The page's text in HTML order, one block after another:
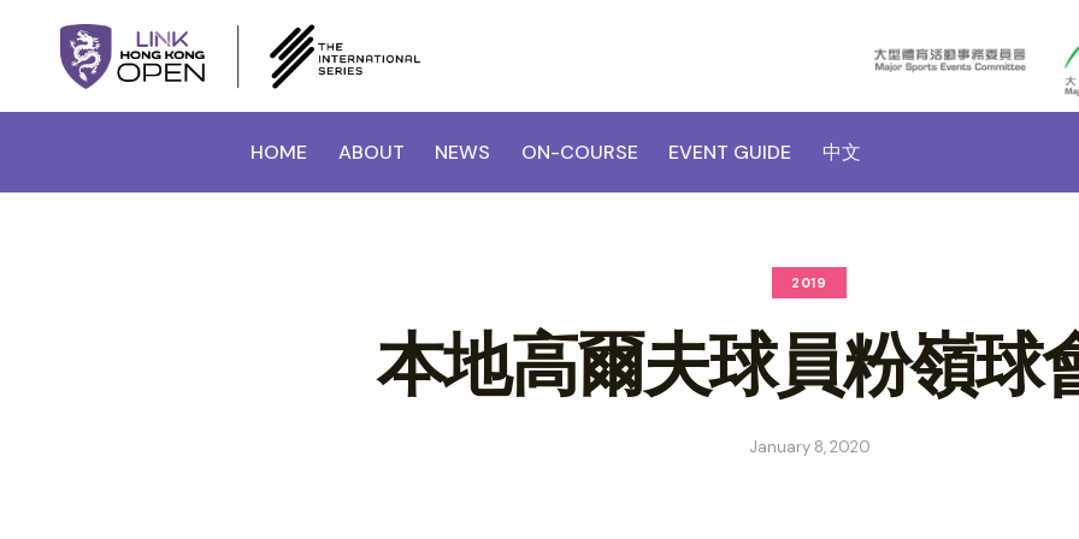
HOME ABOUT NEWS ON-COURSE EVENT GUIDE 中文
2019
本地高爾夫球員粉嶺球
January 8, 2020